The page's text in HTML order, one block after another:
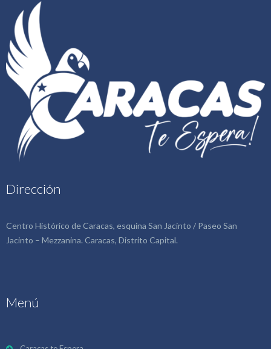
Dirección
Centro Histórico de Caracas, esquina San Jacinto / Paseo San
Jacinto – Mezzanina. Caracas, Distrito Capital.
Menú